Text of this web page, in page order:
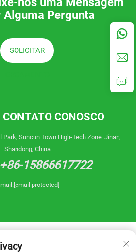
Alguma Pergunta
SOLICITAR
CONTATO CONOSCO
Suncun Town High-Tech Zone, Jinan,
Shandong, China
+86-15866617722
mail:[email protected]